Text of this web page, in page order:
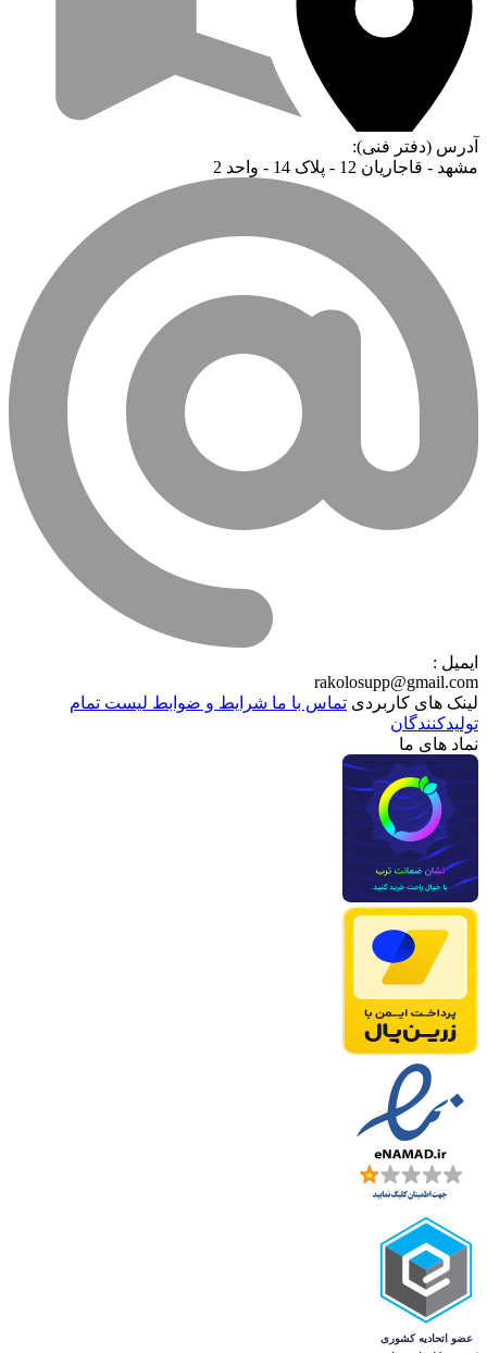
آدرس (دفتر فنی):
مشهد - قاجاریان 12 - پلاک 14 - واحد 2
ایمیل :
rakolosupp@gmail.com
لینک های کاربردی تماس با ماشرایط و ضوابطلیست تمام
تولیدکنندگان
نماد های ما